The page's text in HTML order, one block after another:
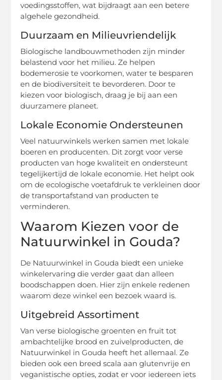
voedingsstoffen, wat bijdraagt aan een betere
algehele gezondheid.
Duurzaam en Milieuvriendelijk
Biologische landbouwmethoden zijn minder
belastend voor het milieu. Ze helpen
bodemerosie te voorkomen, water te besparen
en de biodiversiteit te bevorderen. Door te
kiezen voor biologisch, draag je bij aan een
duurzamere planeet.
Lokale Economie Ondersteunen
Veel natuurwinkels werken samen met lokale
boeren en producenten. Dit zorgt voor verse
producten van hoge kwaliteit en ondersteunt
tegelijkertijd de lokale economie. Het helpt ook
om de ecologische voetafdruk te verkleinen door
de transportafstand van producten te
verminderen.
Waarom Kiezen voor de
Natuurwinkel in Gouda?
De Natuurwinkel in Gouda biedt een unieke
winkelervaring die verder gaat dan alleen
boodschappen doen. Hier zijn enkele redenen
waarom deze winkel een bezoek waard is.
Uitgebreid Assortiment
Van verse biologische groenten en fruit tot
ambachtelijke brood en zuivelproducten, de
Natuurwinkel in Gouda heeft het allemaal. Ze
bieden ook een breed scala aan glutenvrije en
veganistische opties, zodat er voor iedereen iets